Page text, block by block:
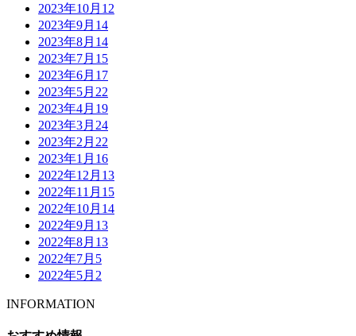
2023年10月 12
2023年9月 14
2023年8月 14
2023年7月 15
2023年6月 17
2023年5月 22
2023年4月 19
2023年3月 24
2023年2月 22
2023年1月 16
2022年12月 13
2022年11月 15
2022年10月 14
2022年9月 13
2022年8月 13
2022年7月 5
2022年5月 2
INFORMATION